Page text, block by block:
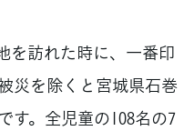
を訪れた時に、一番印
災を除くと宮城県石巻
す。全児童の108名の7